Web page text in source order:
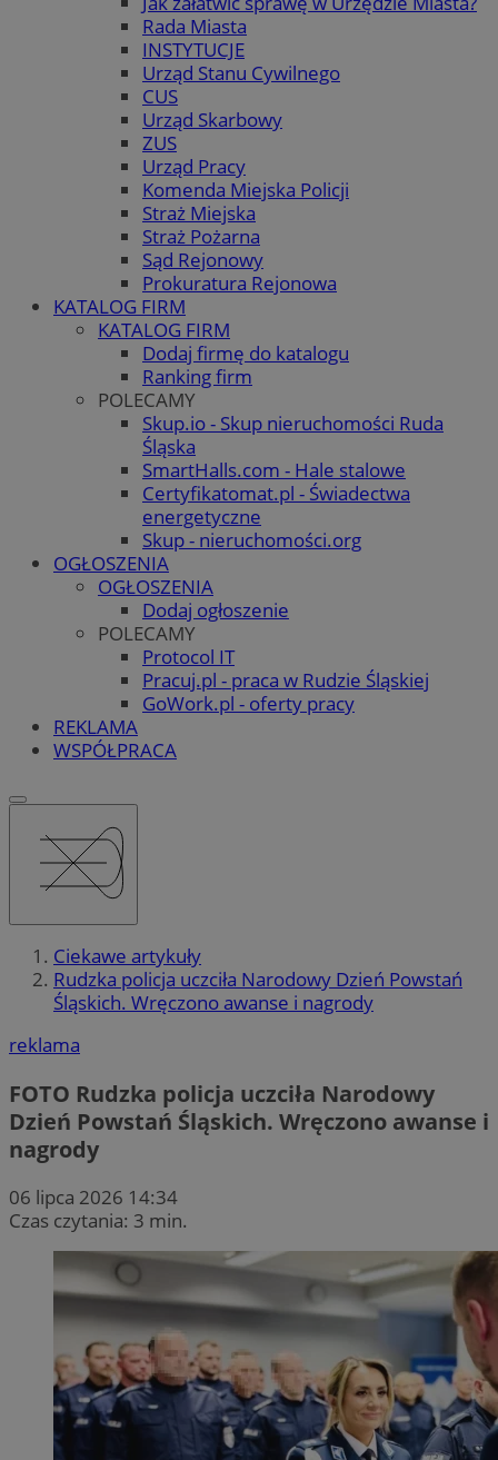
Rada Miasta
INSTYTUCJE
Urząd Stanu Cywilnego
CUS
Urząd Skarbowy
ZUS
Urząd Pracy
Komenda Miejska Policji
Straż Miejska
Straż Pożarna
Sąd Rejonowy
Prokuratura Rejonowa
KATALOG FIRM
KATALOG FIRM
Dodaj firmę do katalogu
Ranking firm
POLECAMY
Skup.io - Skup nieruchomości Ruda
Śląska
SmartHalls.com - Hale stalowe
Certyfikatomat.pl - Świadectwa
energetyczne
Skup - nieruchomości.org
OGŁOSZENIA
OGŁOSZENIA
Dodaj ogłoszenie
POLECAMY
Protocol IT
Pracuj.pl - praca w Rudzie Śląskiej
GoWork.pl - oferty pracy
REKLAMA
WSPÓŁPRACA
Ciekawe artykuły
Rudzka policja uczciła Narodowy Dzień Powstań
Śląskich. Wręczono awanse i nagrody
reklama
FOTO Rudzka policja uczciła Narodowy
Dzień Powstań Śląskich. Wręczono awanse i
nagrody
06 lipca 2026 14:34
Czas czytania: 3 min.